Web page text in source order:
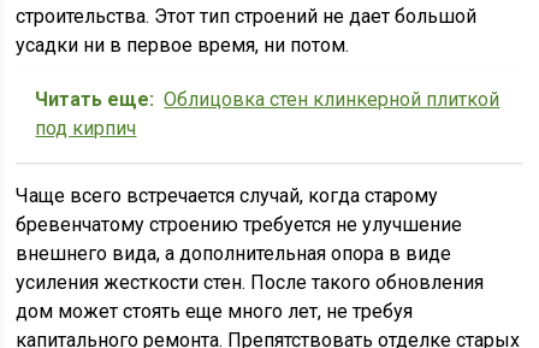
строительства. Этот тип строений не дает большой
усадки ни в первое время, ни потом.
Читать еще: Облицовка стен клинкерной плиткой
под кирпич
Чаще всего встречается случай, когда старому
бревенчатому строению требуется не улучшение
внешнего вида, а дополнительная опора в виде
усиления жесткости стен. После такого обновления
дом может стоять еще много лет, не требуя
капитального ремонта. Препятствовать отделке старых